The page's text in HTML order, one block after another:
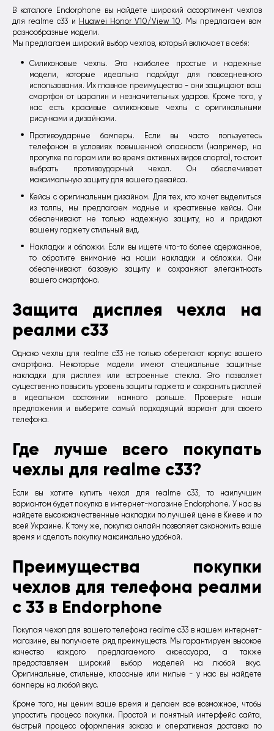
В каталоге Endorphone вы найдете широкий ассортимент чехлов
для realme c33 и Huawei Honor V10/View 10. Мы предлагаем вам
разнообразные модели.
Мы предлагаем широкий выбор чехлов, который включает в себя:
Силиконовые чехлы. Это наиболее простые и надежные
модели, которые идеально подойдут для повседневного
использования. Их главное преимущество - они защищают ваш
смартфон от царапин и незначительных ударов. Кроме того, у
нас есть красивые силиконовые чехлы с оригинальными
рисунками и дизайнами.
Противоударные бамперы. Если вы часто пользуетесь
телефоном в условиях повышенной опасности (например, на
прогулке по горам или во время активных видов спорта), то стоит
выбрать противоударный чехол. Он обеспечивает
максимальную защиту для вашего девайса.
Кейсы с оригинальным дизайном. Для тех, кто хочет выделиться
из толпы, мы предлагаем модные и креативные кейсы. Они
обеспечивают не только надежную защиту, но и придают
вашему гаджету стильный вид.
Накладки и обложки. Если вы ищете что-то более сдержанное,
то обратите внимание на наши накладки и обложки. Они
обеспечивают базовую защиту и сохраняют элегантность
вашего смартфона.
Защита дисплея чехла на
реалми с33
Однако чехлы для realme c33 не только оберегают корпус вашего
смартфона. Некоторые модели имеют специальные защитные
накладки для дисплея или встроенные стекла. Это позволяет
существенно повысить уровень защиты гаджета и сохранить дисплей
в идеальном состоянии намного дольше. Проверьте наши
предложения и выберите самый подходящий вариант для своего
телефона.
Где лучше всего покупать
чехлы для realme c33?
Если вы хотите купить чехол для realme c33, то наилучшим
вариантом будет покупка в интернет-магазине Endorphone. У нас вы
найдете высококачественные накладки по лучшей цене в Киеве и по
всей Украине. К тому же, покупка онлайн позволяет сэкономить ваше
время и сделать покупку максимально удобной.
Преимущества покупки
чехлов для телефона реалми
с 33 в Endorphone
Покупая чехол для вашего телефона realme c33 в нашем интернет-
магазине, вы получаете ряд преимуществ. Мы гарантируем высокое
качество каждого предлагаемого аксессуара, а также
предоставляем широкий выбор моделей на любой вкус.
Оригинальные, стильные, классные или милые - у нас вы найдете
бамперы на любой вкус.
Кроме того, мы ценим ваше время и делаем все возможное, чтобы
упростить процесс покупки. Простой и понятный интерфейс сайта,
быстрый процесс оформления заказа и оперативная доставка по